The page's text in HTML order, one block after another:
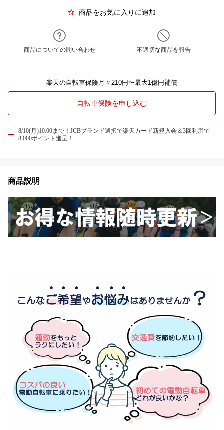
商品をお気に入りに追加
商品についての問い合わせ 不適切な商品を報告
楽天の自転車保険月々210円〜最大1億円補償
自転車保険を申し込む
8/10(月)10:00まで！JCBブランド選択で楽天カード新規入会＆3回利用で
8,000ポイント進呈！
商品説明